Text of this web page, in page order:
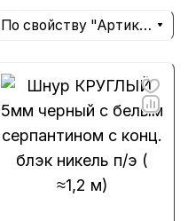
По свойству "Артикул" (убывание)